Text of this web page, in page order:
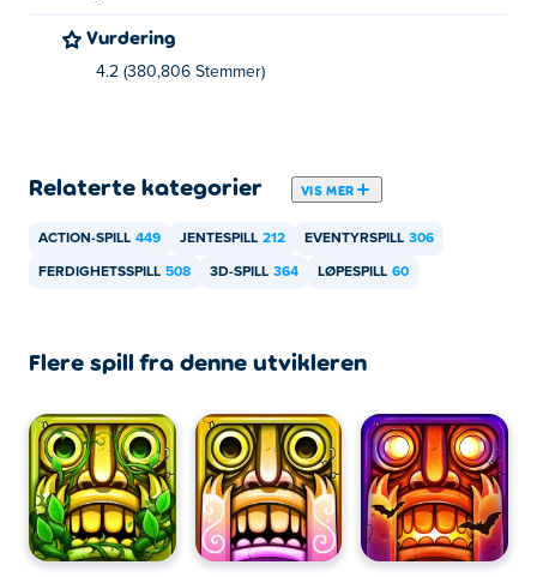
Vurdering
4.2 (380,806 Stemmer)
Relaterte kategorier VIS MER
ACTION-SPILL 449 JENTESPILL 212 EVENTYRSPILL 306
FERDIGHETSSPILL 508 3D-SPILL 364 LØPESPILL 60
Flere spill fra denne utvikleren